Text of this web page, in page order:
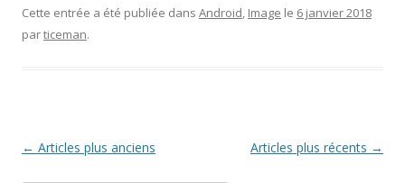
Cette entrée a été publiée dans Android, Image le 6 janvier 2018
particeman.
Navigation
← Articles plus anciens Articles plus récents →